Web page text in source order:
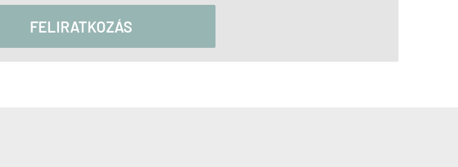
FELIRATKOZÁS